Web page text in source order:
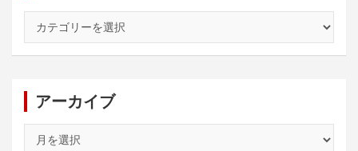
ゴ
アーカイブ